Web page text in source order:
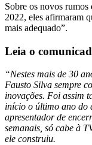
Sobre os novos
2022, eles afirmaram
mais adequado”.
Leia o
“Nestes mais de 30
Fausto Silva sempre
inovações. Foi assim
início o último ano do
apresentador de
semanais, só cabe à
ele construiu.